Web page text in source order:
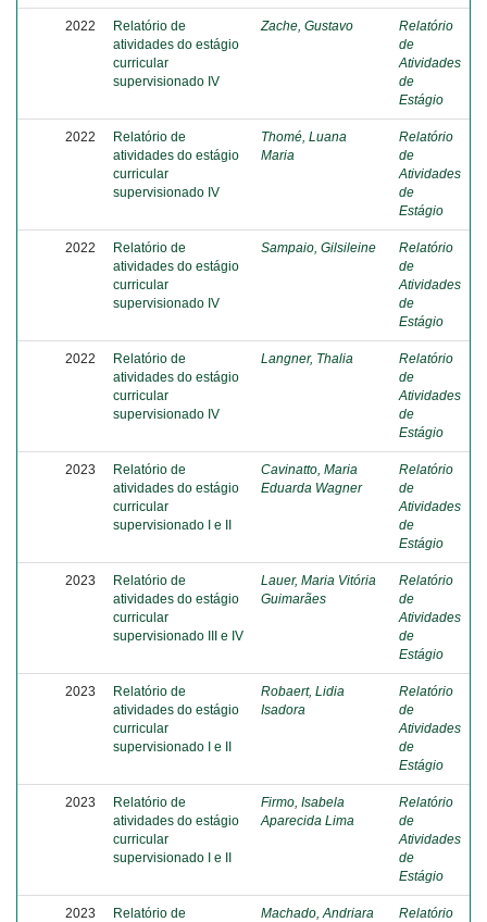
2022
Relatório de
atividades do estágio
curricular
supervisionado IV
Zache, Gustavo
Relatório
de
Atividades
de
Estágio
2022
Relatório de
atividades do estágio
curricular
supervisionado IV
Thomé, Luana
Maria
Relatório
de
Atividades
de
Estágio
2022
Relatório de
atividades do estágio
curricular
supervisionado IV
Sampaio, Gilsileine
Relatório
de
Atividades
de
Estágio
2022
Relatório de
atividades do estágio
curricular
supervisionado IV
Langner, Thalia
Relatório
de
Atividades
de
Estágio
2023
Relatório de
atividades do estágio
curricular
supervisionado I e II
Cavinatto, Maria
Eduarda Wagner
Relatório
de
Atividades
de
Estágio
2023
Relatório de
atividades do estágio
curricular
supervisionado III e IV
Lauer, Maria Vitória
Guimarães
Relatório
de
Atividades
de
Estágio
2023
Relatório de
atividades do estágio
curricular
supervisionado I e II
Robaert, Lidia
Isadora
Relatório
de
Atividades
de
Estágio
2023
Relatório de
atividades do estágio
curricular
supervisionado I e II
Firmo, Isabela
Aparecida Lima
Relatório
de
Atividades
de
Estágio
2023
Relatório de
Machado, Andriara
Relatório